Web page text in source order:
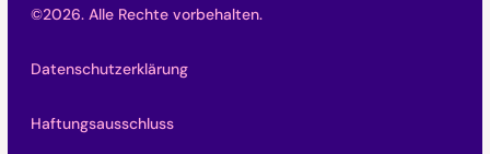
©2026. Alle Rechte vorbehalten.
Datenschutzerklärung
Haftungsausschluss